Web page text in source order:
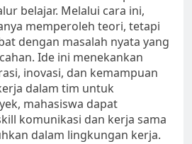
belajar. Melalui cara ini,
memperoleh teori, tetapi
dengan masalah nyata yang
Ide ini menekankan
inovasi, dan kemampuan
dalam tim untuk
mahasiswa dapat
komunikasi dan kerja sama
dalam lingkungan kerja.